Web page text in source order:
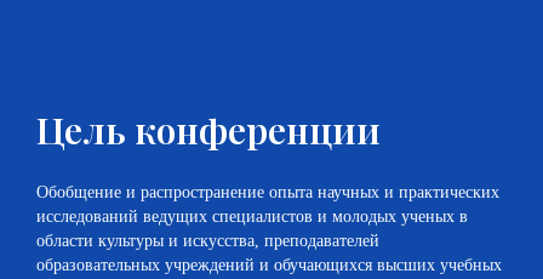
Цель конференции
Обобщение и распространение опыта научных и практических
исследований ведущих специалистов и молодых ученых в
области культуры и искусства, преподавателей
образовательных учреждений и обучающихся высших учебных